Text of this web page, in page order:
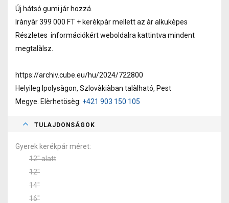
Új hátsó gumi jár hozzá.
Irànyàr 399 000 FT + kerèkpàr mellett az àr alkukèpes
Részletes információkért weboldalra kattintva mindent
megtalàlsz.
https://archiv.cube.eu/hu/2024/722800
Helyileg Ipolysàgon, Szlovàkiàban talàlható, Pest
Megye. Elèrhetösèg: +421 903 150 105
TULAJDONSÁGOK
Gyerek kerékpár méret
12" alatt
12"
14"
16"